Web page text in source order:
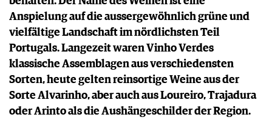
WERBUNG
PRESSE
IMPRESSUM
AGB & DATENSCHUTZ
FAQ
Anspielung auf die aussergewöhnlich grüne und
vielfältige Landschaft im nördlichsten Teil
Portugals. Langezeit waren Vinho Verdes
klassische Assemblagen aus verschiedensten
Sorten, heute gelten reinsortige Weine aus der
Sorte Alvarinho, aber auch aus Loureiro, Trajadura
oder Arinto als die Aushängeschilder der Region.